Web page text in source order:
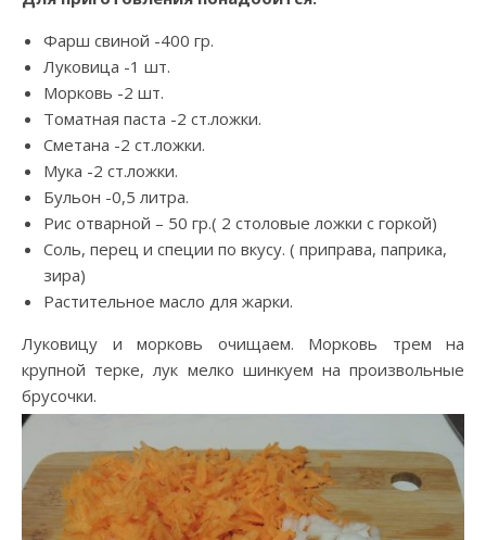
Фарш свиной -400 гр.
Луковица -1 шт.
Морковь -2 шт.
Томатная паста -2 ст.ложки.
Сметана -2 ст.ложки.
Мука -2 ст.ложки.
Бульон -0,5 литра.
Рис отварной – 50 гр.( 2 столовые ложки с горкой)
Соль, перец и специи по вкусу. ( приправа, паприка,
зира)
Растительное масло для жарки.
Луковицу и морковь очищаем. Морковь трем на
крупной терке, лук мелко шинкуем на произвольные
брусочки.